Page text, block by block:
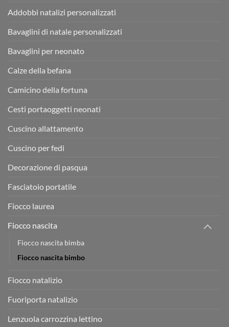
Addobbi natalizi personalizzati
Bavaglini di natale personalizzati
Bavaglini per neonato
Calze della befana
Camicino della fortuna
Cesti portaoggetti neonati
Cuscino allattamento
Cuscino per fedi
Decorazione di pasqua
Fasciatoio portatile
Fiocco laurea
Fiocco nascita
Fiocco nascita bimba
Fiocco nascita bimbo
Fiocco natalizio
Fuoriporta natalizio
Lenzuola carrozzina lettino